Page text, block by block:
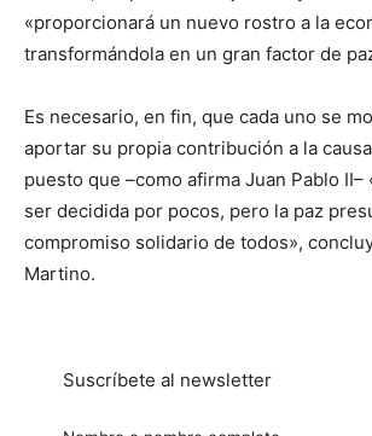
«proporcionará un nuevo rostro a la
transformándola en un gran factor de
Es necesario, en fin, que cada uno se
aportar su propia contribución a la
puesto que –como afirma Juan Pablo II–
ser decidida por pocos, pero la paz
compromiso solidario de todos»,
Martino.
Suscríbete al newsletter